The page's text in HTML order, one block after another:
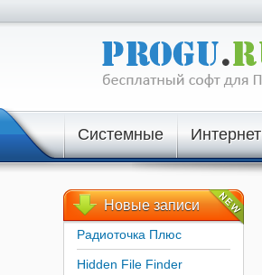
Системные Интернет
Новыезаписи
Радиоточка Плюс
Hidden File Finder